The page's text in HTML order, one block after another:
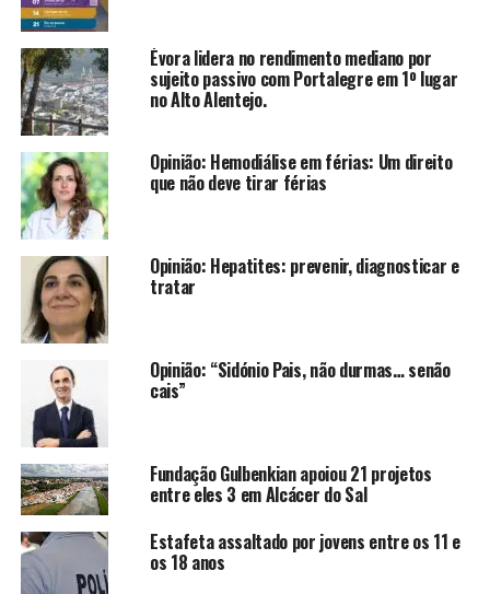
Évora lidera no rendimento mediano por
sujeito passivo com Portalegre em 1º lugar
no Alto Alentejo.
Opinião: Hemodiálise em férias: Um direito
que não deve tirar férias
Opinião: Hepatites: prevenir, diagnosticar e
tratar
Opinião: “Sidónio Pais, não durmas… senão
cais”
Fundação Gulbenkian apoiou 21 projetos
entre eles 3 em Alcácer do Sal
Estafeta assaltado por jovens entre os 11 e
os 18 anos